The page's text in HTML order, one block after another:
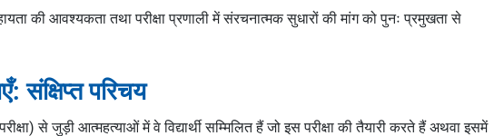
की आवश्यकता तथा परीक्षा प्रणाली में संरचनात्मक सुधारों की मांग को पुनः प्रमुखता से
संक्षिप्त परिचय
से जुड़ी आत्महत्याओं में वे विद्यार्थी सम्मिलित हैं जो इस परीक्षा की तैयारी करते हैं अथवा इसमें